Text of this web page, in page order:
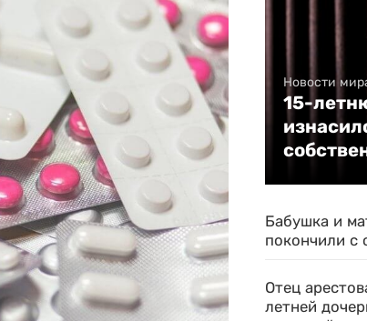
Новости
15-
Бабушка и
покончили с
Отец
летней